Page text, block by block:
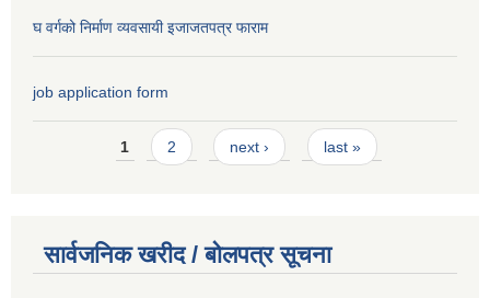
घ वर्गको निर्माण व्यवसायी इजाजतपत्र फाराम
job application form
Pages1 2 next › last »
सार्वजनिक खरीद / बोलपत्र सूचना